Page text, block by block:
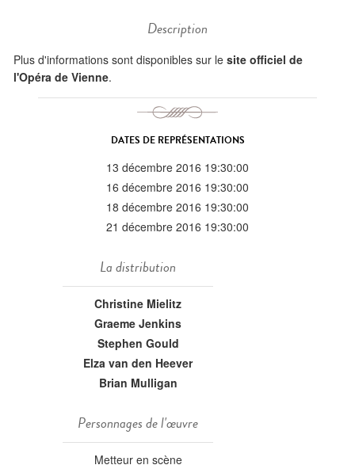
Description
Plus d'informations sont disponibles sur le site officiel de
l'Opéra de Vienne.
DATES DE REPRÉSENTATIONS
13 décembre 2016 19:30:00
16 décembre 2016 19:30:00
18 décembre 2016 19:30:00
21 décembre 2016 19:30:00
La distribution
Christine Mielitz
Graeme Jenkins
Stephen Gould
Elza van den Heever
Brian Mulligan
Personnages de l'œuvre
Metteur en scène